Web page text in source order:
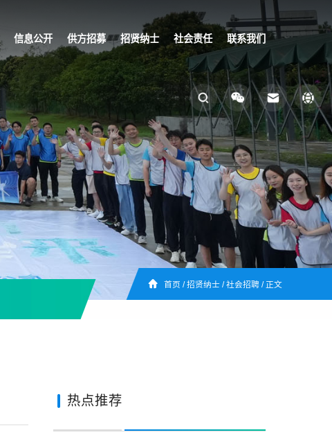
信息公开 供方招募 招贤纳士 社会责任 联系我们
首页 /招贤纳士 /社会招聘 / 正文
热点推荐